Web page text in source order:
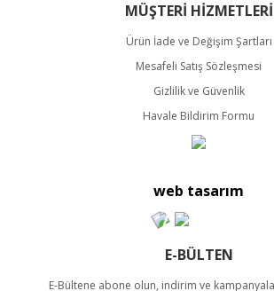
MÜŞTERİ HİZMETLERİ
Ürün İade ve Değişim Şartları
Mesafeli Satış Sözleşmesi
Gizlilik ve Güvenlik
Havale Bildirim Formu
web tasarım
E-BÜLTEN
E-Bültene abone olun, indirim ve